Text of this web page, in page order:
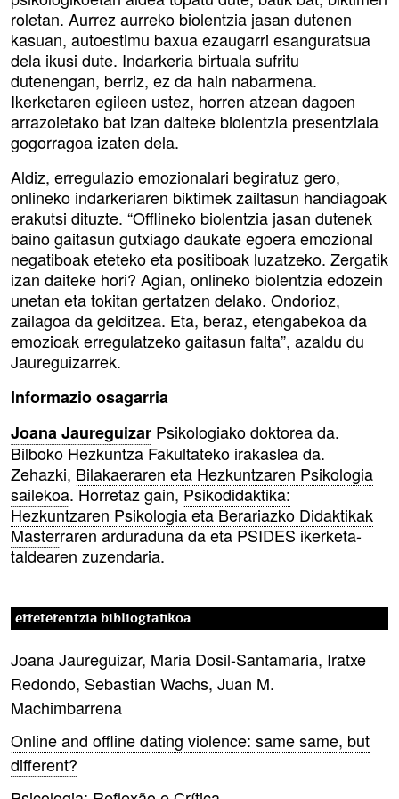
roletan. Aurrez aurreko biolentzia jasan dutenen
kasuan, autoestimu baxua ezaugarri esanguratsua
dela ikusi dute. Indarkeria birtuala sufritu
dutenengan, berriz, ez da hain nabarmena.
Ikerketaren egileen ustez, horren atzean dagoen
arrazoietako bat izan daiteke biolentzia presentziala
gogorragoa izaten dela.
Aldiz, erregulazio emozionalari begiratuz gero,
onlineko indarkeriaren biktimek zailtasun handiagoak
erakutsi dituzte. “Offlineko biolentzia jasan dutenek
baino gaitasun gutxiago daukate egoera emozional
negatiboak eteteko eta positiboak luzatzeko. Zergatik
izan daiteke hori? Agian, onlineko biolentzia edozein
unetan eta tokitan gertatzen delako. Ondorioz,
zailagoa da gelditzea. Eta, beraz, etengabekoa da
emozioak erregulatzeko gaitasun falta”, azaldu du
Jaureguizarrek.
Informazio osagarria
Joana Jaureguizar Psikologiako doktorea da.
Bilboko Hezkuntza Fakultateko irakaslea da.
Zehazki,Bilakaeraren eta Hezkuntzaren Psikologia
sailekoa. Horretaz gain,Psikodidaktika:
Hezkuntzaren Psikologia eta Berariazko Didaktikak
Masterraren arduraduna da eta PSIDES ikerketa-
taldearen zuzendaria.
erreferentzia bibliografikoa
Joana Jaureguizar, Maria Dosil-Santamaria, Iratxe
Redondo, Sebastian Wachs, Juan M.
Machimbarrena
Online and offline dating violence: same same, but
different?